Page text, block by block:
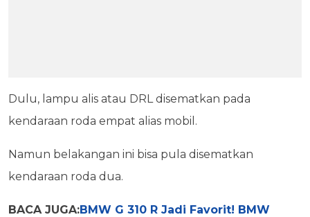
Dulu, lampu alis atau DRL disematkan pada
kendaraan roda empat alias mobil.
Namun belakangan ini bisa pula disematkan
kendaraan roda dua.
BACA JUGA:BMW G 310 R Jadi Favorit! BMW